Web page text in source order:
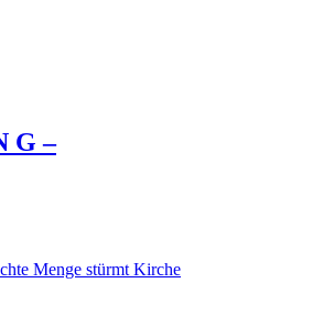
G –
Menge stürmt Kirche